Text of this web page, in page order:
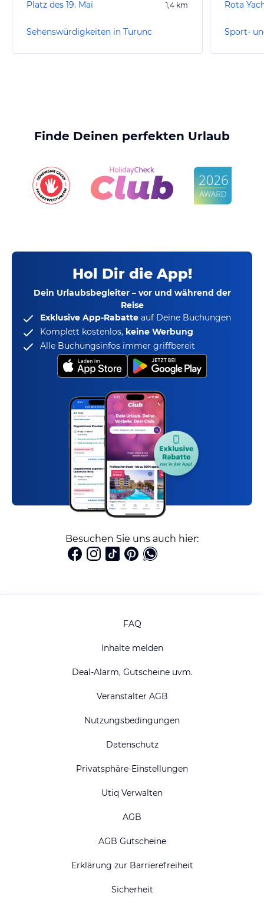
Platz des 19. Mai 1,4 km
Sehenswürdigkeiten in Turunc
Rota
Sport-
Finde Deinen perfekten Urlaub
Hol Dir die App!
Dein Urlaubsbegleiter – vor und während der
Reise
Exklusive App-Rabatte auf Deine Buchungen
Komplett kostenlos, keine Werbung
Alle Buchungsinfos immer griffbereit
Besuchen Sie uns auch hier:
FAQ
Inhalte melden
Deal-Alarm, Gutscheine uvm.
Veranstalter AGB
Nutzungsbedingungen
Datenschutz
Privatsphäre-Einstellungen
Utiq Verwalten
AGB
AGB Gutscheine
Erklärung zur Barrierefreiheit
Sicherheit